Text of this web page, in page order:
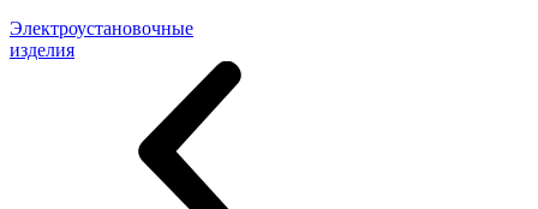
Электроустановочные
изделия